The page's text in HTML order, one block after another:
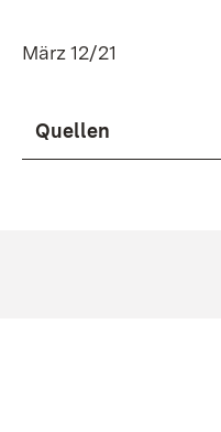
März 12/21
Quellen